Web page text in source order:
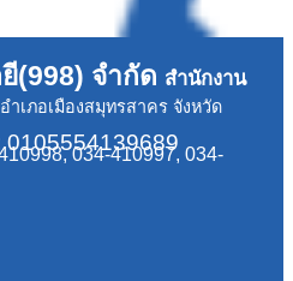
(998) จำกัด สำนักงาน
เภอเมืองสมุทรสาคร จังหวัด
034-410997, 034-